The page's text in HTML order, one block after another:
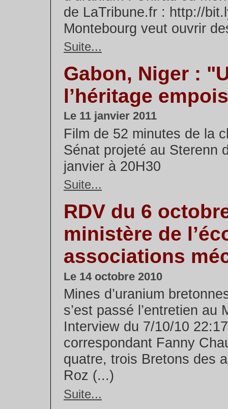
de LaTribune.fr : http://
Montebourg veut ouvrir
Suite...
Gabon, Niger :
l’héritage
Le 11 janvier 2011
Film de 52 minutes de la
Sénat projeté au Sterenn
janvier à 20H30
Suite...
RDV du 6
ministère de
associations
Le 14 octobre 2010
Mines d’uranium
s’est passé l’entretien au
Interview du 7/10/10
correspondant Fanny
quatre, trois Bretons des
Roz (...)
Suite...